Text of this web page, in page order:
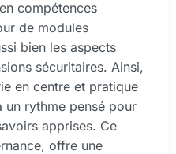
compétences
de modules
bien les aspects
sécuritaires. Ainsi,
en centre et pratique
un rythme pensé pour
apprises. Ce
offre une